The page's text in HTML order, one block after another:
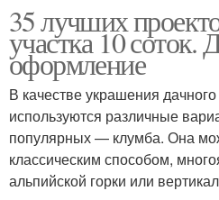
35 лучших
участка 10 соток.
оформление
В качестве украшения дачного
используются различные
популярных — клумба. Она
классическим способом,
альпийской горки или